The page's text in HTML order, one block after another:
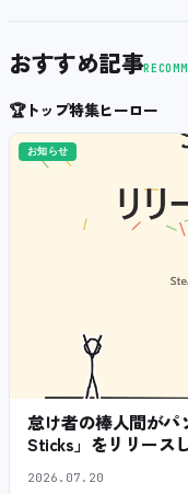
おすすめ記事
🏆トップ特集ヒーロー
お知らせ
怠け者の棒人間がパ
Sticks」をリリース
2026.07.20